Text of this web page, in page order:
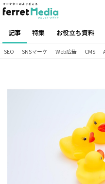
記事 特集 お役立ち資料
SEO SNSマーケ Web広告 CMS